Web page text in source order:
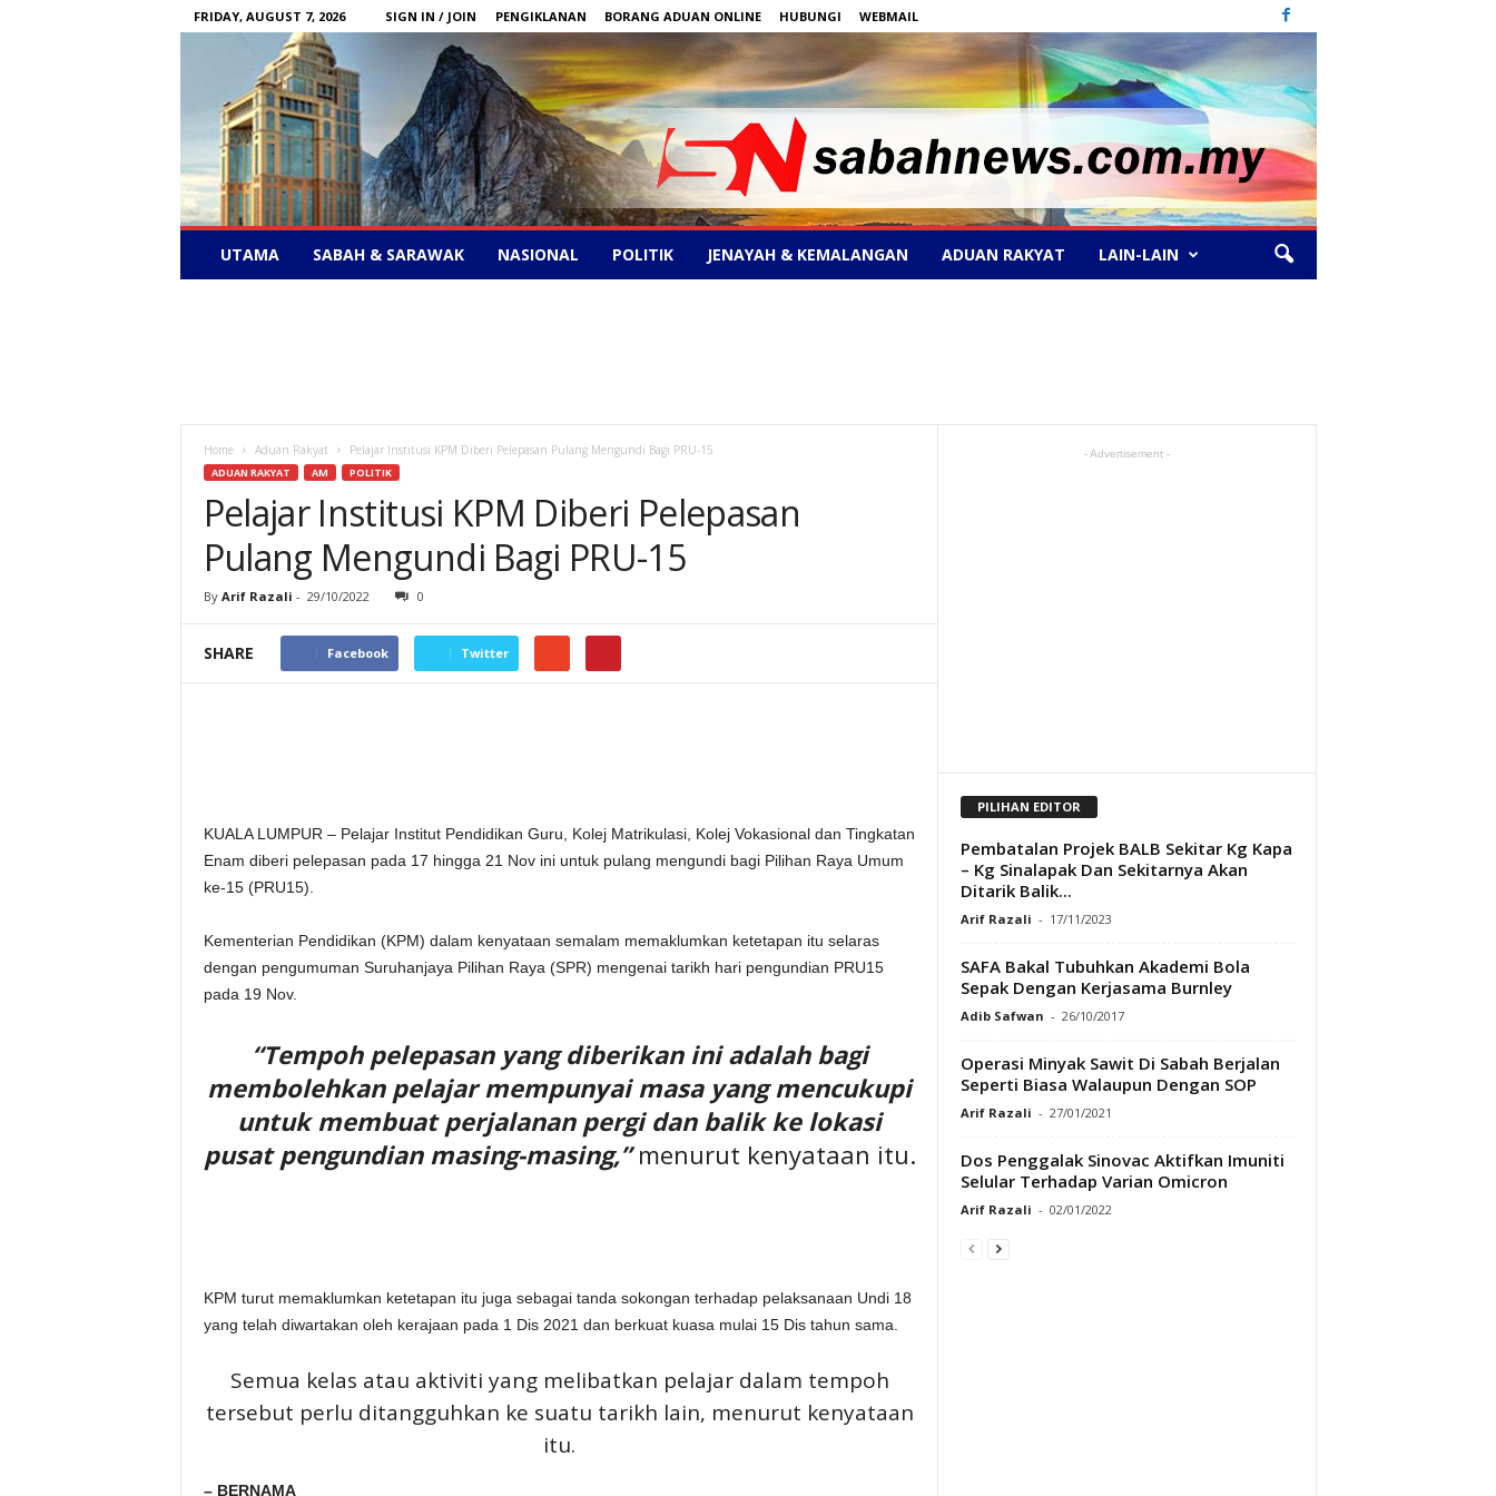
FRIDAY, AUGUST 7, 2026 SIGN IN / JOIN PENGIKLANAN BORANG ADUAN ONLINE HUBUNGI WEBMAIL
–
UTAMA SABAH & SARAWAK NASIONAL POLITIK JENAYAH & KEMALANGAN ADUAN RAKYAT LAIN-LAIN
Home Aduan Rakyat Pelajar Institusi KPM Diberi Pelepasan Pulang Mengundi Bagi PRU-15
ADUAN RAKYAT AM POLITIK
Pelajar Institusi KPM Diberi Pelepasan
Pulang Mengundi Bagi PRU-15
By Arif Razali - 29/10/2022 0
SHARE Facebook Twitter
KUALA LUMPUR – Pelajar Institut Pendidikan Guru, Kolej Matrikulasi, Kolej Vokasional dan Tingkatan
Enam diberi pelepasan pada 17 hingga 21 Nov ini untuk pulang mengundi bagi Pilihan Raya Umum
ke-15 (PRU15).
Kementerian Pendidikan (KPM) dalam kenyataan semalam memaklumkan ketetapan itu selaras
dengan pengumuman Suruhanjaya Pilihan Raya (SPR) mengenai tarikh hari pengundian PRU15
pada 19 Nov.
“Tempoh pelepasan yang diberikan ini adalah bagi
membolehkan pelajar mempunyai masa yang mencukupi
untuk membuat perjalanan pergi dan balik ke lokasi
pusat pengundian masing-masing,”menurut kenyataan itu.
KPM turut memaklumkan ketetapan itu juga sebagai tanda sokongan terhadap pelaksanaan Undi 18
yang telah diwartakan oleh kerajaan pada 1 Dis 2021 dan berkuat kuasa mulai 15 Dis tahun sama.
Semua kelas atau aktiviti yang melibatkan pelajar dalam tempoh
tersebut perlu ditangguhkan ke suatu tarikh lain, menurut kenyataan
itu.
– BERNAMA
- Advertisement -
PILIHAN EDITOR
Pembatalan Projek BALB Sekitar Kg Kapa
– Kg Sinalapak Dan Sekitarnya Akan
Ditarik Balik...
Arif Razali - 17/11/2023
SAFA Bakal Tubuhkan Akademi Bola
Sepak Dengan Kerjasama Burnley
Adib Safwan - 26/10/2017
Operasi Minyak Sawit Di Sabah Berjalan
Seperti Biasa Walaupun Dengan SOP
Arif Razali - 27/01/2021
Dos Penggalak Sinovac Aktifkan Imuniti
Selular Terhadap Varian Omicron
Arif Razali - 02/01/2022